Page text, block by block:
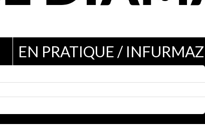
EN PRATIQUE /